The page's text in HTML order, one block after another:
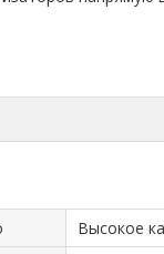
Высокое